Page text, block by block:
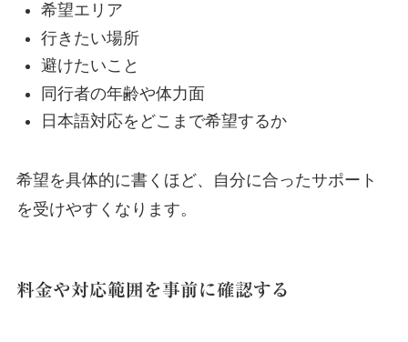
希望エリア
行きたい場所
避けたいこと
同行者の年齢や体力面
日本語対応をどこまで希望するか
希望を具体的に書くほど、自分に合ったサポート
を受けやすくなります。
料金や対応範囲を事前に確認する